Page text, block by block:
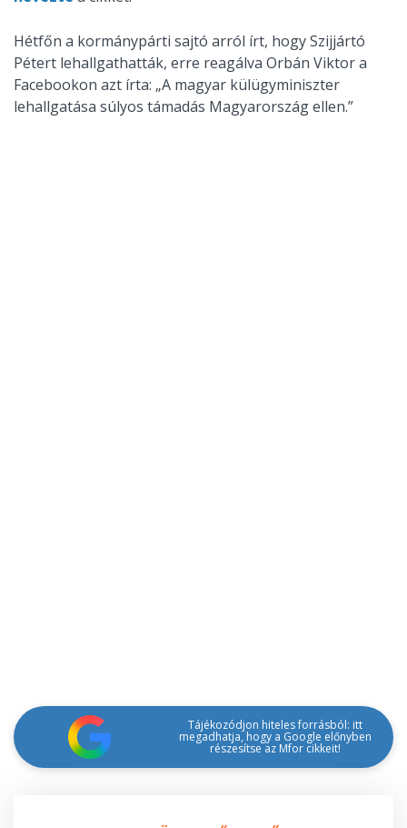
Hétfőn a kormánypárti sajtó arról írt, hogy Szijjártó
Pétert lehallgathatták, erre reagálva Orbán Viktor a
Facebookon azt írta: „A magyar külügyminiszter
lehallgatása súlyos támadás Magyarország ellen.”
Tájékozódjon hiteles forrásból: itt
megadhatja, hogy a Google előnyben
részesítse az Mfor cikkeit!